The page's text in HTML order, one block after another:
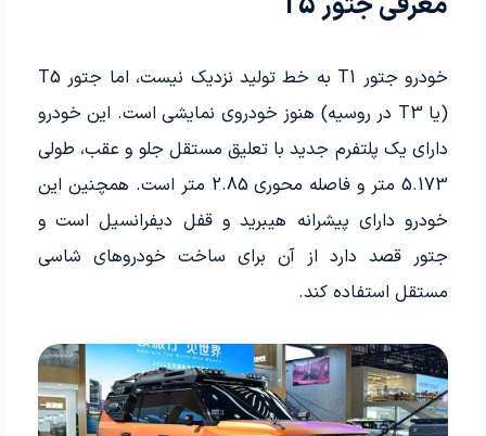
خودرو جتور T1 به خط تولید نزدیک نیست، اما جتور T5
(یا T3 در روسیه) هنوز خودروی نمایشی است. این خودرو
دارای یک پلتفرم جدید با تعلیق مستقل جلو و عقب، طولی
5.173 متر و فاصله محوری 2.85 متر است. همچنین این
خودرو دارای پیشرانه هیبرید و قفل دیفرانسیل است و
جتور قصد دارد از آن برای ساخت خودروهای شاسی
مستقل استفاده کند.